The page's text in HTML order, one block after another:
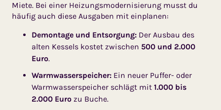
Miete. Bei einer Hei­zungs­modernisierung musst du
häufig auch diese Ausgaben mit einplanen:
Demontage und Entsorgung: Der Ausbau des
alten Kessels kostet zwischen 500 und 2.000
Euro.
Warmwasserspeicher: Ein neuer Puffer- oder
Warm­wasserspeicher schlägt mit 1.000 bis
2.000 Euro zu Buche.